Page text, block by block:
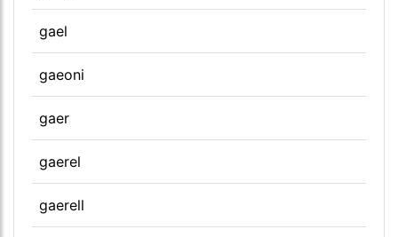
gael
gaeoni
gaer
gaerel
gaerell